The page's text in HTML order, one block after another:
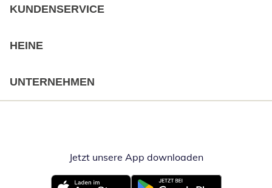
KUNDENSERVICE
HEINE
UNTERNEHMEN
Jetzt unsere App downloadenÖffnet in